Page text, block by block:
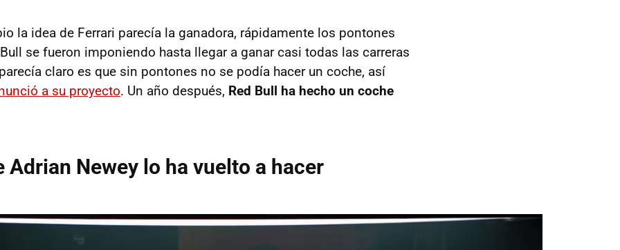
la idea de Ferrari parecía la ganadora, rápidamente los pontones
se fueron imponiendo hasta llegar a ganar casi todas las carreras
claro es que sin pontones no se podía hacer un coche, así
a su proyecto. Un año después, Red Bull ha hecho un coche
Adrian Newey lo ha vuelto a hacer